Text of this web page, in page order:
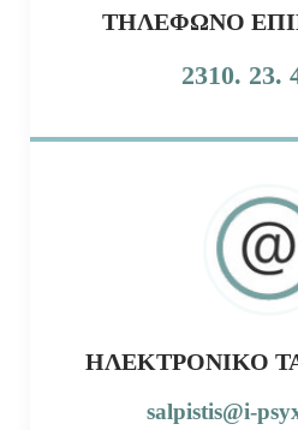
ΤΗΛΈΦΩΝΟ
2310. 23.
ΗΛΕΚΤΡΟΝΙΚΌ
salpistis@i-